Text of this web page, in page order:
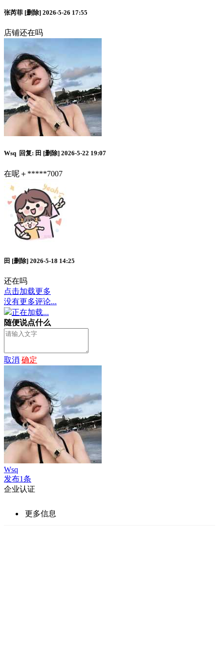
张芮菲 [删除] 2026-5-26 17:55
店铺还在吗
Wsq 回复: 田 [删除] 2026-5-22 19:07
在呢＋*****7007
田 [删除] 2026-5-18 14:25
还在吗
点击加载更多
没有更多评论...
正在加载...
随便说点什么
取消 确定
Wsq
发布1条
企业认证
更多信息